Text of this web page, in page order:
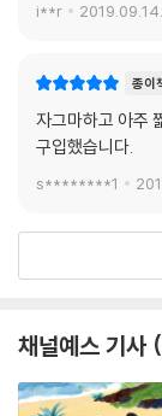
i**r 2019.09.14.
종이
자그마하고 아주
구입했습니다.
s********1
채널예스 기사